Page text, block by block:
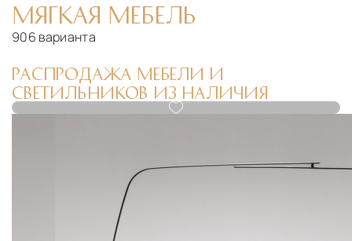
МЯГКАЯ МЕБЕЛЬ
906 варианта
РАСПРОДАЖА МЕБЕЛИ И
СВЕТИЛЬНИКОВ ИЗ НАЛИЧИЯ